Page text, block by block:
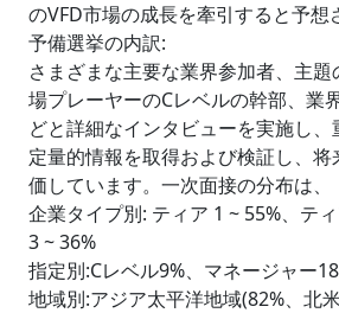
のVFD市場の成長を牽引すると予想
予備選挙の内訳:
さまざまな主要な業界参加者、主
場プレーヤーのCレベルの幹部、業
どと詳細なインタビューを実施し
定量的情報を取得および検証し、
価しています。一次面接の分布は、
企業タイプ別: ティア 1 ~ 55%、テ
3 ~ 36%
指定別:Cレベル9%、マネージャー
地域別:アジア太平洋地域(82%、北